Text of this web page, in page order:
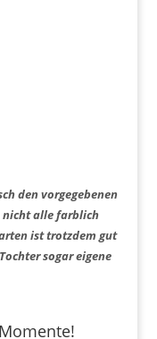
den vorgegebenen
alle farblich
ist trotzdem gut
sogar eigene